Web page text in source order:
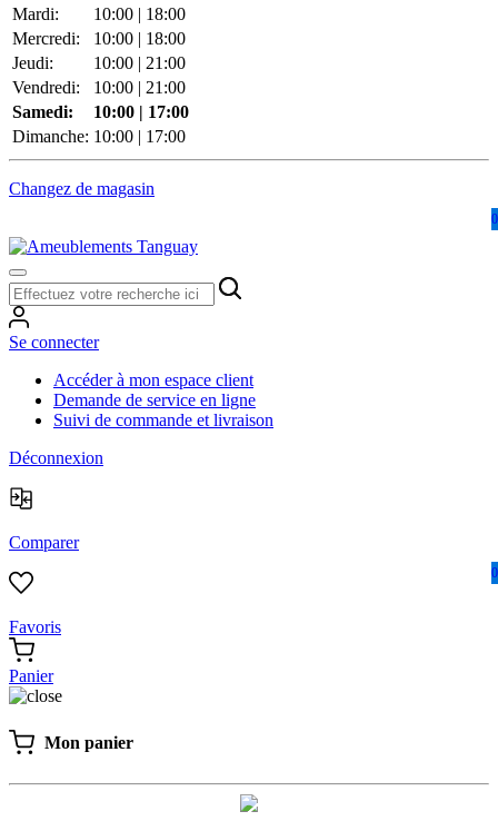
Mardi:
10:00 | 18:00
Mercredi:
10:00 | 18:00
Jeudi:
10:00 | 21:00
Vendredi:
10:00 | 21:00
Samedi:
10:00 | 17:00
Dimanche: 10:00 | 17:00
Changez de magasin
Se connecter
Accéder à mon espace client
Demande de service en ligne
Suivi de commande et livraison
Déconnexion
Comparer
0
Favoris
0
Panier
Mon panier